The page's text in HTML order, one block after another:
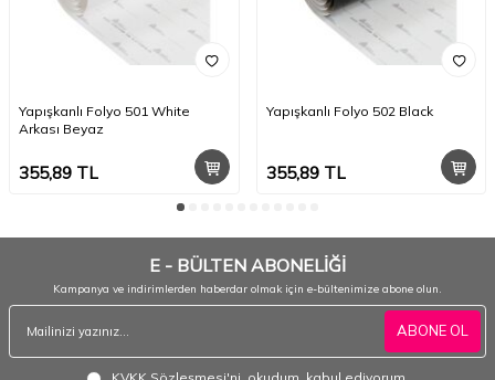
Yapışkanlı Folyo 501 White
Arkası Beyaz
355,89 TL
Yapışkanlı Folyo 502 Black
355,89TL
E - BÜLTEN ABONELİĞİ
Kampanya ve indirimlerden haberdar olmak için e-bültenimize abone olun.
ABONE OL
KVKK Sözleşmesi'ni , okudum, kabul ediyorum.